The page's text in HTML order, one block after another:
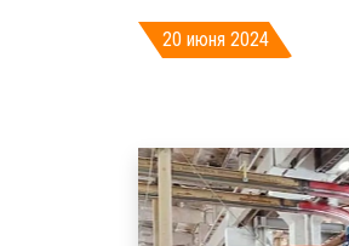
20 июня 2024